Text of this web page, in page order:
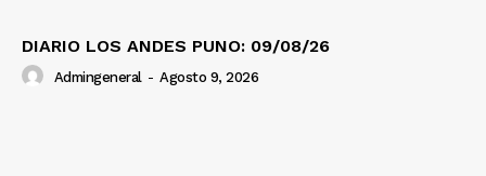
DIARIO LOS ANDES PUNO: 09/08/26
Admingeneral - Agosto 9, 2026